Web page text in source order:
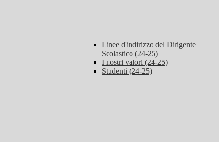
Linee d'indirizzo del Dirigente
Scolastico (24-25)
I nostri valori (24-25)
Studenti (24-25)